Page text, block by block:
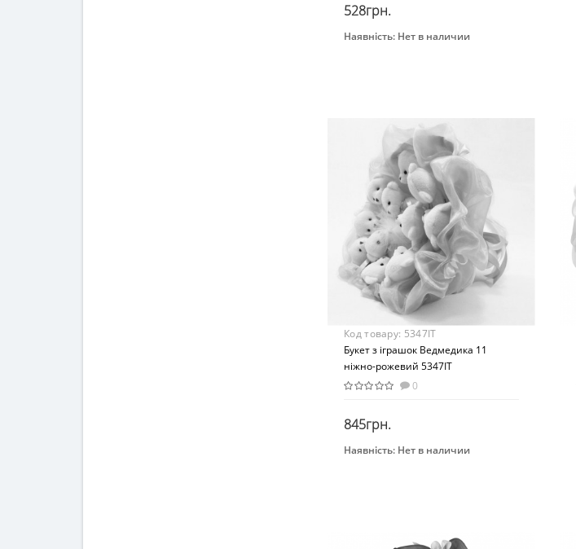
528грн.
Закінчився
Наявність: Нет в наличии
От 4-х лет
Материал
Текстиль
Код товару: 5347IT
Букет з іграшок Ведмедика 11
ніжно-рожевий 5347IT
0
845грн.
Закінчився
Наявність: Нет в наличии